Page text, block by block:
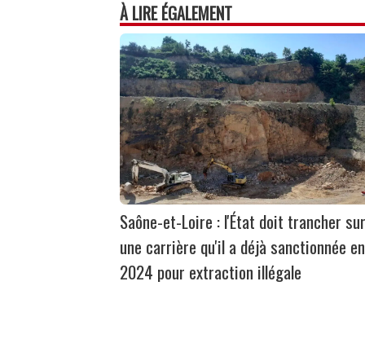
À LIRE ÉGALEMENT
Saône-et-Loire : l'État doit trancher sur
une carrière qu'il a déjà sanctionnée en
2024 pour extraction illégale